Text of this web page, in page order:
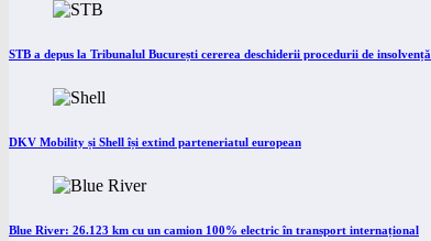
STB a depus la Tribunalul București cererea deschiderii procedurii de insolvență
DKV Mobility și Shell își extind parteneriatul european
Blue River: 26.123 km cu un camion 100% electric în transport internațional